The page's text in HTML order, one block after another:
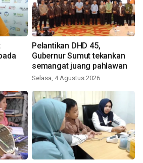
Pelantikan DHD 45,
Gubernur Sumut tekankan
semangat juang pahlawan
Selasa, 4 Agustus 2026